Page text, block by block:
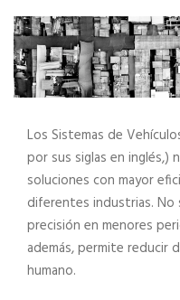
Los Sistemas de
por sus siglas en
soluciones con mayor
diferentes industrias. No
precisión en menores
además, permite reducir
humano.